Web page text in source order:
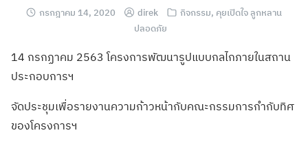
กรกฎาคม 14, 2020 direk กิจกรรม, คุยเปิดใจ ลูกหลาน
ปลอดภัย
14 กรกฏาคม 2563 โครงการพัฒนารูปแบบกลไกภายในสถาน
ประกอบการฯ
จัดประชุมเพื่อรายงานความก้าวหน้ากับคณะกรรมการกำกับทิศ
ของโครงการฯ